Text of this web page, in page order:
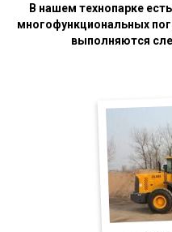
В нашем технопарке
многофункциональных
выполняются